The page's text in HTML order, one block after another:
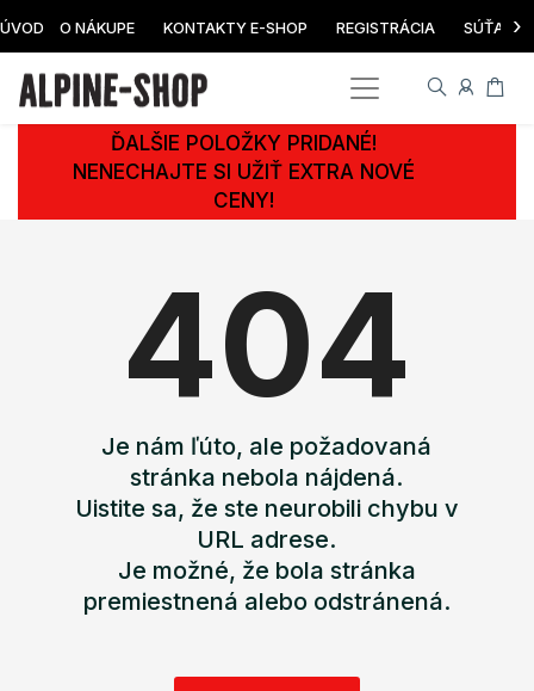
ÚVOD O NÁKUPE KONTAKTY E-SHOP REGISTRÁCIA SÚŤAŽ ›
ĎALŠIE POLOŽKY PRIDANÉ!
NENECHAJTE SI UŽIŤ EXTRA NOVÉ
CENY!
404
Je nám ľúto, ale požadovaná
stránka nebola nájdená.
Uistite sa, že ste neurobili chybu v
URL adrese.
Je možné, že bola stránka
premiestnená alebo odstránená.